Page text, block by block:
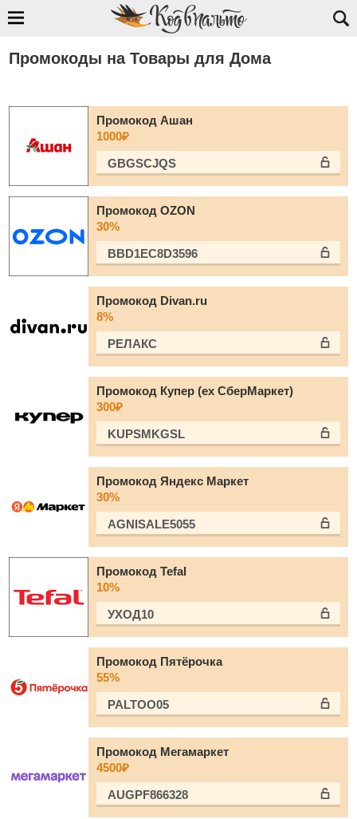
Промокоды на Товары для Дома
Промокод Ашан
1000₽
GBGSCJQS
Промокод OZON
30%
BBD1EC8D3596
Промокод Divan.ru
8%
РЕЛАКС
Промокод Купер (ex СберМаркет)
300₽
KUPSMKGSL
Промокод Яндекс Маркет
30%
AGNISALE5055
Промокод Tefal
10%
УХОД10
Промокод Пятёрочка
55%
PALTOO05
Промокод Мегамаркет
4500₽
AUGPF866328